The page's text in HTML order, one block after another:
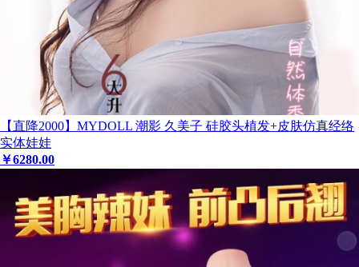
【直降2000】MYDOLL 潮影 久美子 硅胶头植发+皮肤仿真经络
实体娃娃
￥6280.00